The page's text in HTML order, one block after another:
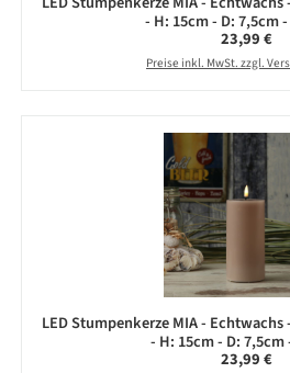
- H: 15cm - D: 7,5cm
Regulärer
23,99 €
Preise inkl. MwSt. zzgl.
LED Stumpenkerze MIA -
- H: 15cm - D:
Regulärer
23,99 €